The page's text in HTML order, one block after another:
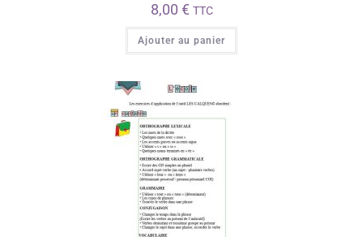
8,00 € TTC
Ajouter au panier